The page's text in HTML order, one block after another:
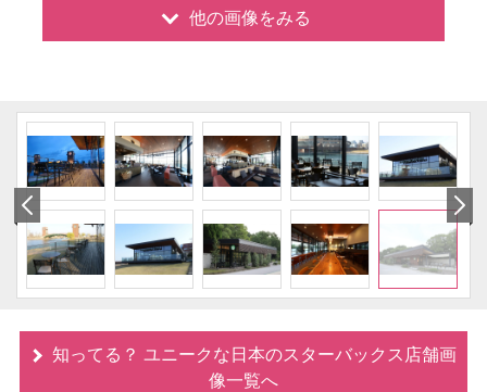
他の画像をみる
知ってる？ ユニークな日本のスターバックス店舗画
像一覧へ